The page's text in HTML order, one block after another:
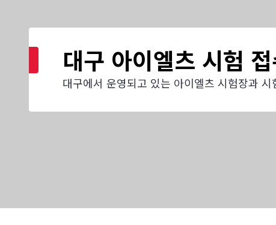
대구 아이엘츠 시험
대구에서 운영되고 있는 아이엘츠 시험장과